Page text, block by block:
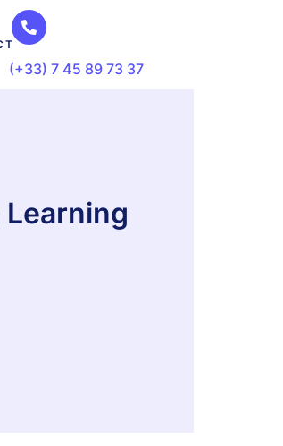
(+33) 7 45 89 73 37